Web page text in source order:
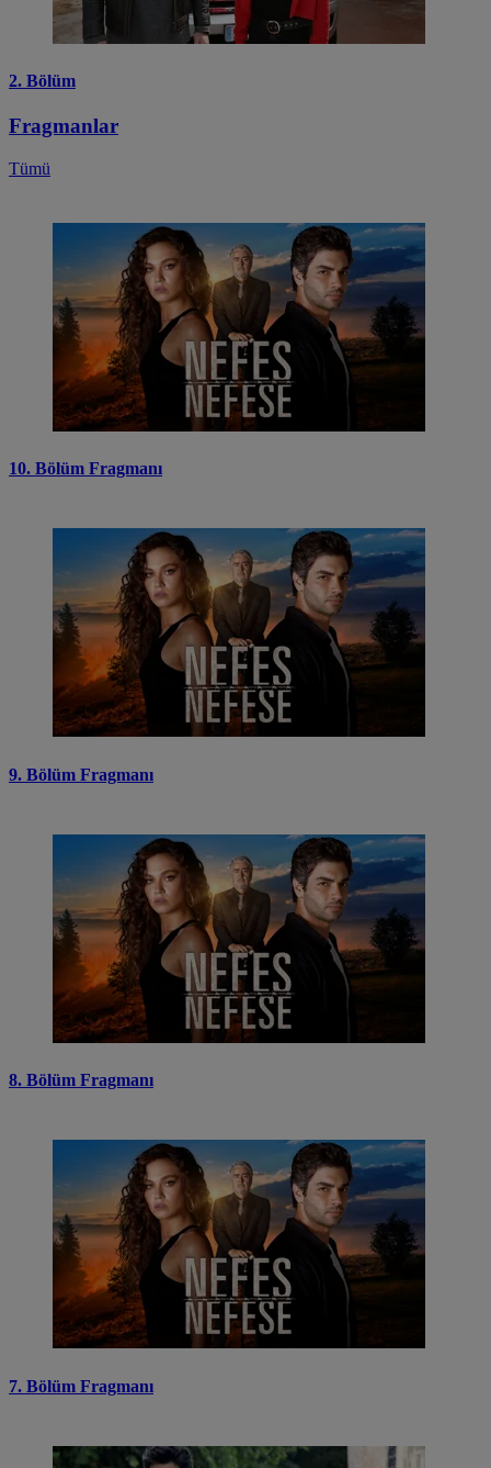
2. Bölüm
Fragmanlar
Tümü
10. Bölüm Fragmanı
9. Bölüm Fragmanı
8. Bölüm Fragmanı
7. Bölüm Fragmanı